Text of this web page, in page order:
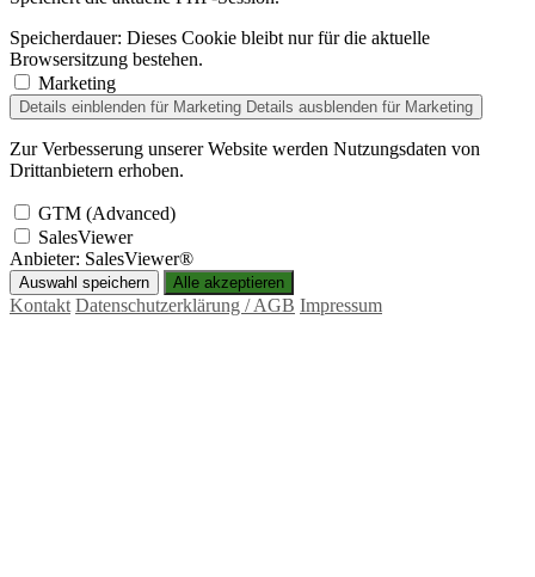
Speicherdauer: Dieses Cookie bleibt nur für die aktuelle
Browsersitzung bestehen.
Marketing
Details einblenden für Marketing Details ausblenden für Marketing
Zur Verbesserung unserer Website werden Nutzungsdaten von
Drittanbietern erhoben.
GTM (Advanced)
SalesViewer
Anbieter: SalesViewer®
Auswahl speichern Alle akzeptieren
Kontakt Datenschutzerklärung / AGB Impressum